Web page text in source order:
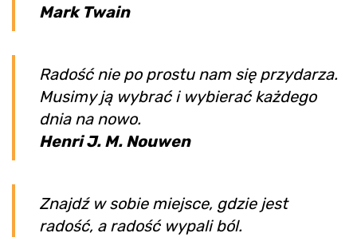
Mark Twain
Radość nie po prostu nam się przydarza.
Musimy ją wybrać i wybierać każdego
dnia na nowo.
Henri J. M. Nouwen
Znajdź w sobie miejsce, gdzie jest
radość, a radość wypali ból.